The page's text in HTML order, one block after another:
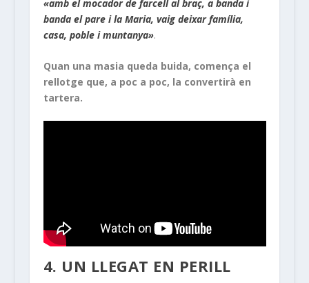
«amb el mocador de farcell al braç, a banda i
banda el pare i la Maria, vaig deixar família,
casa, poble i muntanya».
Quan una masia queda buida, comença el
rellotge que, a poc a poc, la convertirà en
tartera.
4. UN LLEGAT EN PERILL